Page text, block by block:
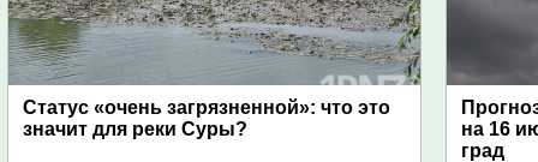
Статус «очень загрязненной»: что это
значит для реки Суры?
на 16
град